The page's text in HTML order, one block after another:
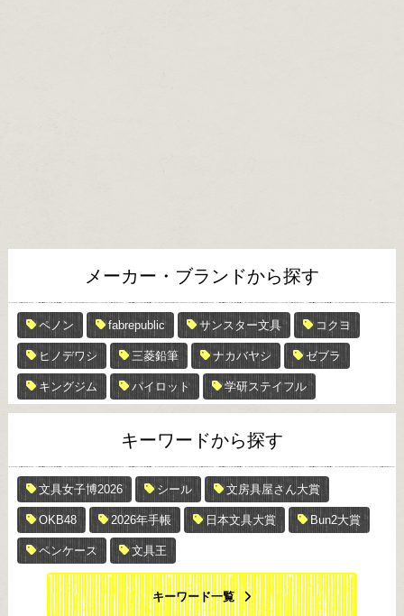
メーカー・ブランドから探す
ペノン fabrepublic サンスター文具 コクヨ
ヒノデワシ 三菱鉛筆 ナカバヤシ ゼブラ
キングジム パイロット 学研ステイフル
キーワードから探す
文具女子博2026 シール 文房具屋さん大賞
OKB48 2026年手帳 日本文具大賞 Bun2大賞
ペンケース 文具王
キーワード一覧